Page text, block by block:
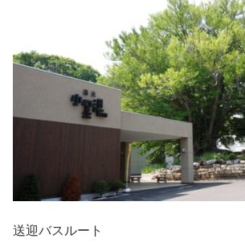
送迎バスルート